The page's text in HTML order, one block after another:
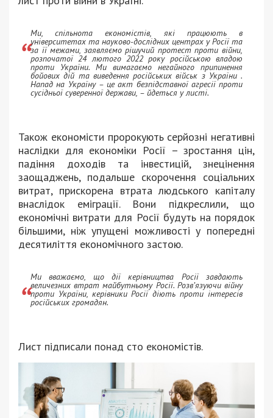
Ми, спільнота економістів, які працюють в
університетах та науково-дослідних центрах у Росії та
за її межами, заявляємо рішучий протест проти війни,
розпочатої 24 лютого 2022 року російською владою
проти України. Ми вимагаємо негайного припинення
бойових дій та виведення російських військ з України .
Напад на Україну – це акт безпідставної агресії проти
сусідньої суверенної держави, – йдеться у листі.
Також економісти пророкують серйозні негативні
наслідки для економіки Росії – зростання цін,
падіння доходів та інвестицій, знецінення
заощаджень, подальше скорочення соціальних
витрат, прискорена втрата людського капіталу
внаслідок еміграції. Вони підкреслили, що
економічні витрати для Росії будуть на порядок
більшими, ніж упущені можливості у попередні
десятиліття економічного застою.
Ми вважаємо, що дії керівництва Росії завдають
величезних втрат майбутньому Росії. Розв’язуючи війну
проти України, керівники Росії діють проти інтересів
російських громадян.
Лист підписали понад сто економістів.